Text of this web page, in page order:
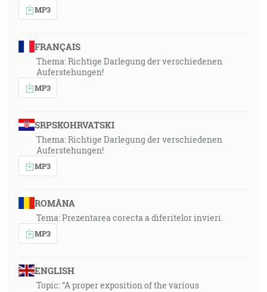
MP3
FRANÇAIS
Thema: Richtige Darlegung der verschiedenen
Auferstehungen!
MP3
SRPSKOHRVATSKI
Thema: Richtige Darlegung der verschiedenen
Auferstehungen!
MP3
ROMÂNA
Tema: Prezentarea corecta a diferitelor invieri.
MP3
ENGLISH
Topic: “A proper exposition of the various